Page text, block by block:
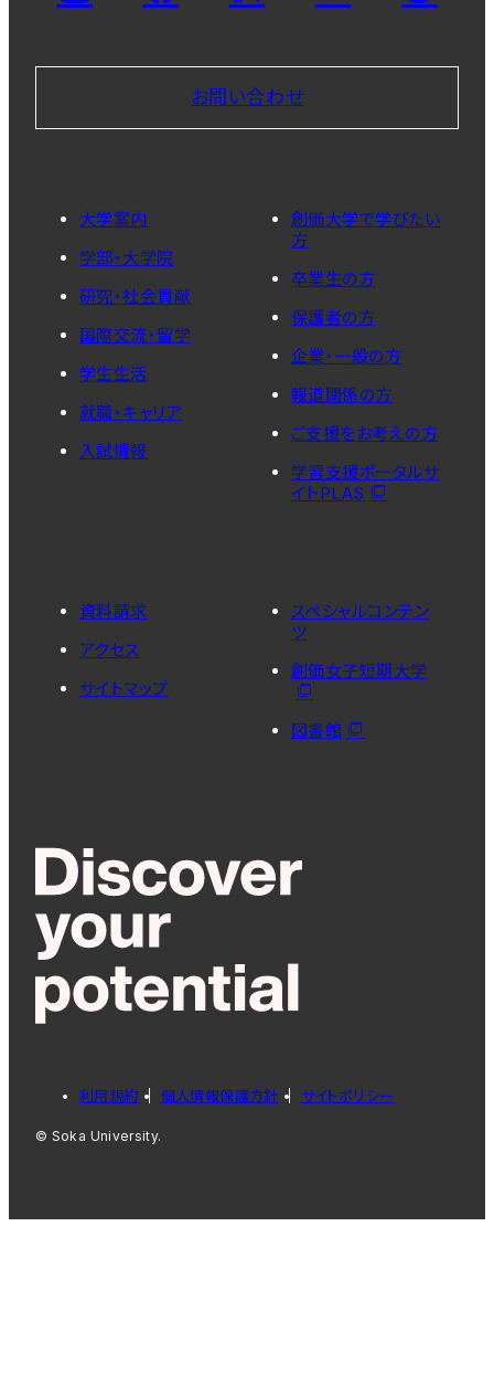
お問い合わせ
大学案内
学部・大学院
研究・社会貢献
国際交流・留学
学生生活
就職・キャリア
入試情報
創価大学で学びたい
方
卒業生の方
保護者の方
企業・一般の方
報道関係の方
ご支援をお考えの方
学習支援ポータルサ
イトPLAS
資料請求
アクセス
サイトマップ
スペシャルコンテン
ツ
創価女子短期大学
図書館
利用規約 個人情報保護方針 サイトポリシー
© Soka University.